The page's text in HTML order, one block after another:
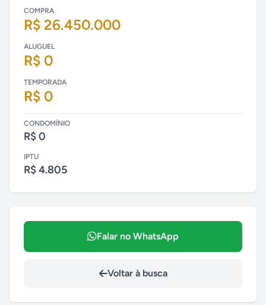
COMPRA
R$ 26.450.000
ALUGUEL
R$ 0
TEMPORADA
R$ 0
CONDOMÍNIO
R$ 0
IPTU
R$ 4.805
Falar no WhatsApp
Voltar à busca